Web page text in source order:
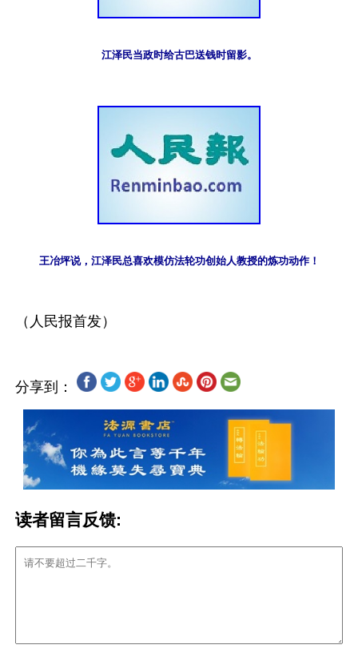
江泽民当政时给古巴送钱时留影。
王冶坪说，江泽民总喜欢模仿法轮功创始人教授的炼功动作！
分享到：
读者留言反馈: